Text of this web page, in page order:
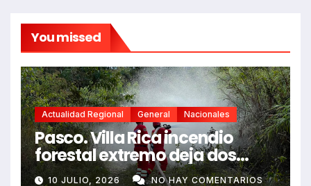
You missed
Actualidad Regional General Nacionales
Pasco. Villa Rica incendio
forestal extremo deja dos
fallecidos y heridos
10 JULIO, 2026 NO HAY COMENTARIOS